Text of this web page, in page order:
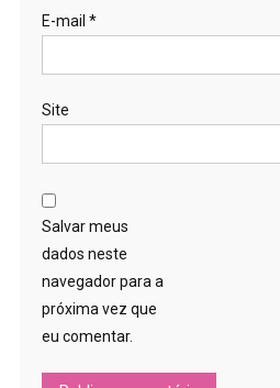
E-mail *
Site
Salvar meus
dados neste
navegador para a
próxima vez que
eu comentar.